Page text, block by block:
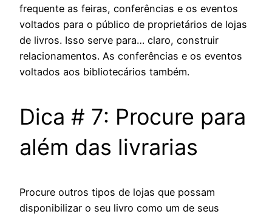
frequente as feiras, conferências e os eventos
voltados para o público de proprietários de lojas
de livros. Isso serve para… claro, construir
relacionamentos. As conferências e os eventos
voltados aos bibliotecários também.
Dica # 7: Procure para
além das livrarias
Procure outros tipos de lojas que possam
disponibilizar o seu livro como um de seus